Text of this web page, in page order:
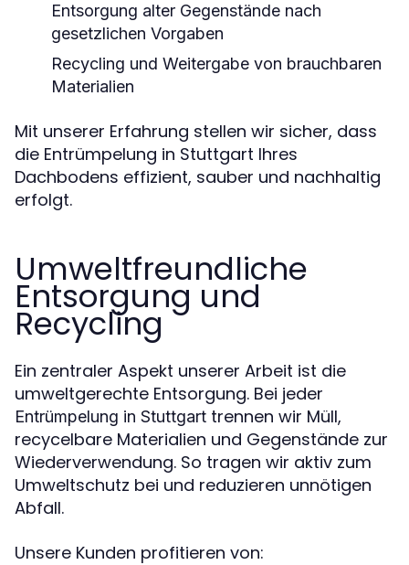
Entsorgung alter Gegenstände nach
gesetzlichen Vorgaben
Recycling und Weitergabe von brauchbaren
Materialien
Mit unserer Erfahrung stellen wir sicher, dass
die Entrümpelung in Stuttgart Ihres
Dachbodens effizient, sauber und nachhaltig
erfolgt.
Umweltfreundliche
Entsorgung und
Recycling
Ein zentraler Aspekt unserer Arbeit ist die
umweltgerechte Entsorgung. Bei jeder
Entrümpelung in Stuttgart trennen wir Müll,
recycelbare Materialien und Gegenstände zur
Wiederverwendung. So tragen wir aktiv zum
Umweltschutz bei und reduzieren unnötigen
Abfall.
Unsere Kunden profitieren von: